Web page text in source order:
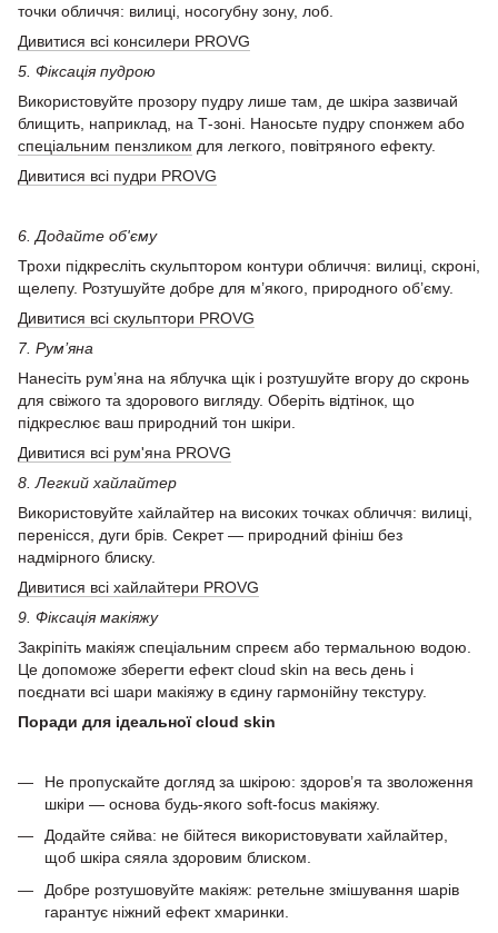
точки обличчя: вилиці, носогубну зону, лоб.
Дивитися всі консилери PROVG
5. Фіксація пудрою
Використовуйте прозору пудру лише там, де шкіра зазвичай
блищить, наприклад, на Т-зоні. Наносьте пудру спонжем або
спеціальним пензликом для легкого, повітряного ефекту.
Дивитися всі пудри PROVG
6. Додайте об'єму
Трохи підкресліть скульптором контури обличчя: вилиці, скроні,
щелепу. Розтушуйте добре для м’якого, природного об’єму.
Дивитися всі скульптори PROVG
7. Рум’яна
Нанесіть рум’яна на яблучка щік і розтушуйте вгору до скронь
для свіжого та здорового вигляду. Оберіть відтінок, що
підкреслює ваш природний тон шкіри.
Дивитися всі рум'яна PROVG
8. Легкий хайлайтер
Використовуйте хайлайтер на високих точках обличчя: вилиці,
перенісся, дуги брів. Секрет — природний фініш без
надмірного блиску.
Дивитися всі хайлайтери PROVG
9. Фіксація макіяжу
Закріпіть макіяж спеціальним спреєм або термальною водою.
Це допоможе зберегти ефект cloud skin на весь день і
поєднати всі шари макіяжу в єдину гармонійну текстуру.
Поради для ідеальної cloud skin
Не пропускайте догляд за шкірою: здоров’я та зволоження
шкіри — основа будь-якого soft-focus макіяжу.
Додайте сяйва: не бійтеся використовувати хайлайтер,
щоб шкіра сяяла здоровим блиском.
Добре розтушовуйте макіяж: ретельне змішування шарів
гарантує ніжний ефект хмаринки.